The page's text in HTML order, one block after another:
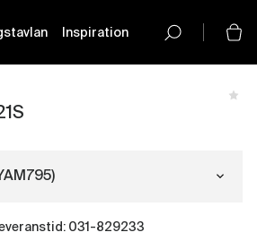
Inspiration
031-829233